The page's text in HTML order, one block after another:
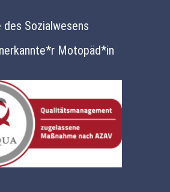
des Sozialwesens
Motopäd*in